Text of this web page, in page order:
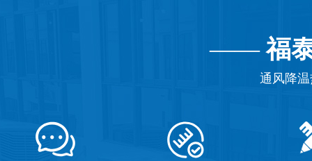
——福
通风降